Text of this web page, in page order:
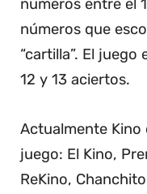
números entre el
números que
“cartilla”. El juego
12 y 13 aciertos.
Actualmente Kino
juego: El Kino,
ReKino,